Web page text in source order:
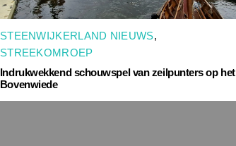
STEENWIJKERLAND NIEUWS,
STREEKOMROEP
Indrukwekkend schouwspel van zeilpunters op het
Bovenwiede